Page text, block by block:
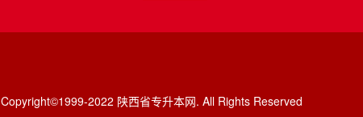
Copyright©1999-2022 陕西省专升本网. All Rights Reserved